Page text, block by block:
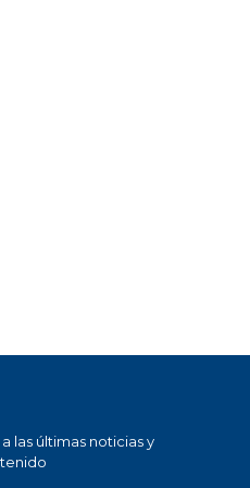
las últimas noticias y